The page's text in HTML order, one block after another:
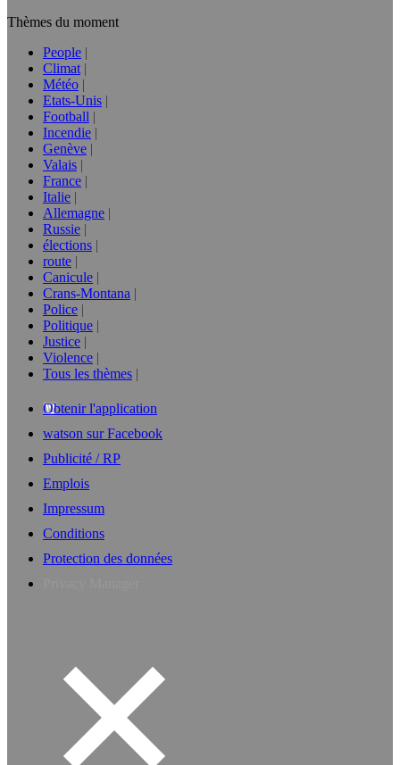
Thèmes du moment
People
Climat
Météo
Etats-Unis
Football
Incendie
Genève
Valais
France
Italie
Allemagne
Russie
élections
route
Canicule
Crans-Montana
Police
Politique
Justice
Violence
Tous les thèmes
Obtenir l'application
watson sur Facebook
Publicité / RP
Emplois
Impressum
Conditions
Protection des données